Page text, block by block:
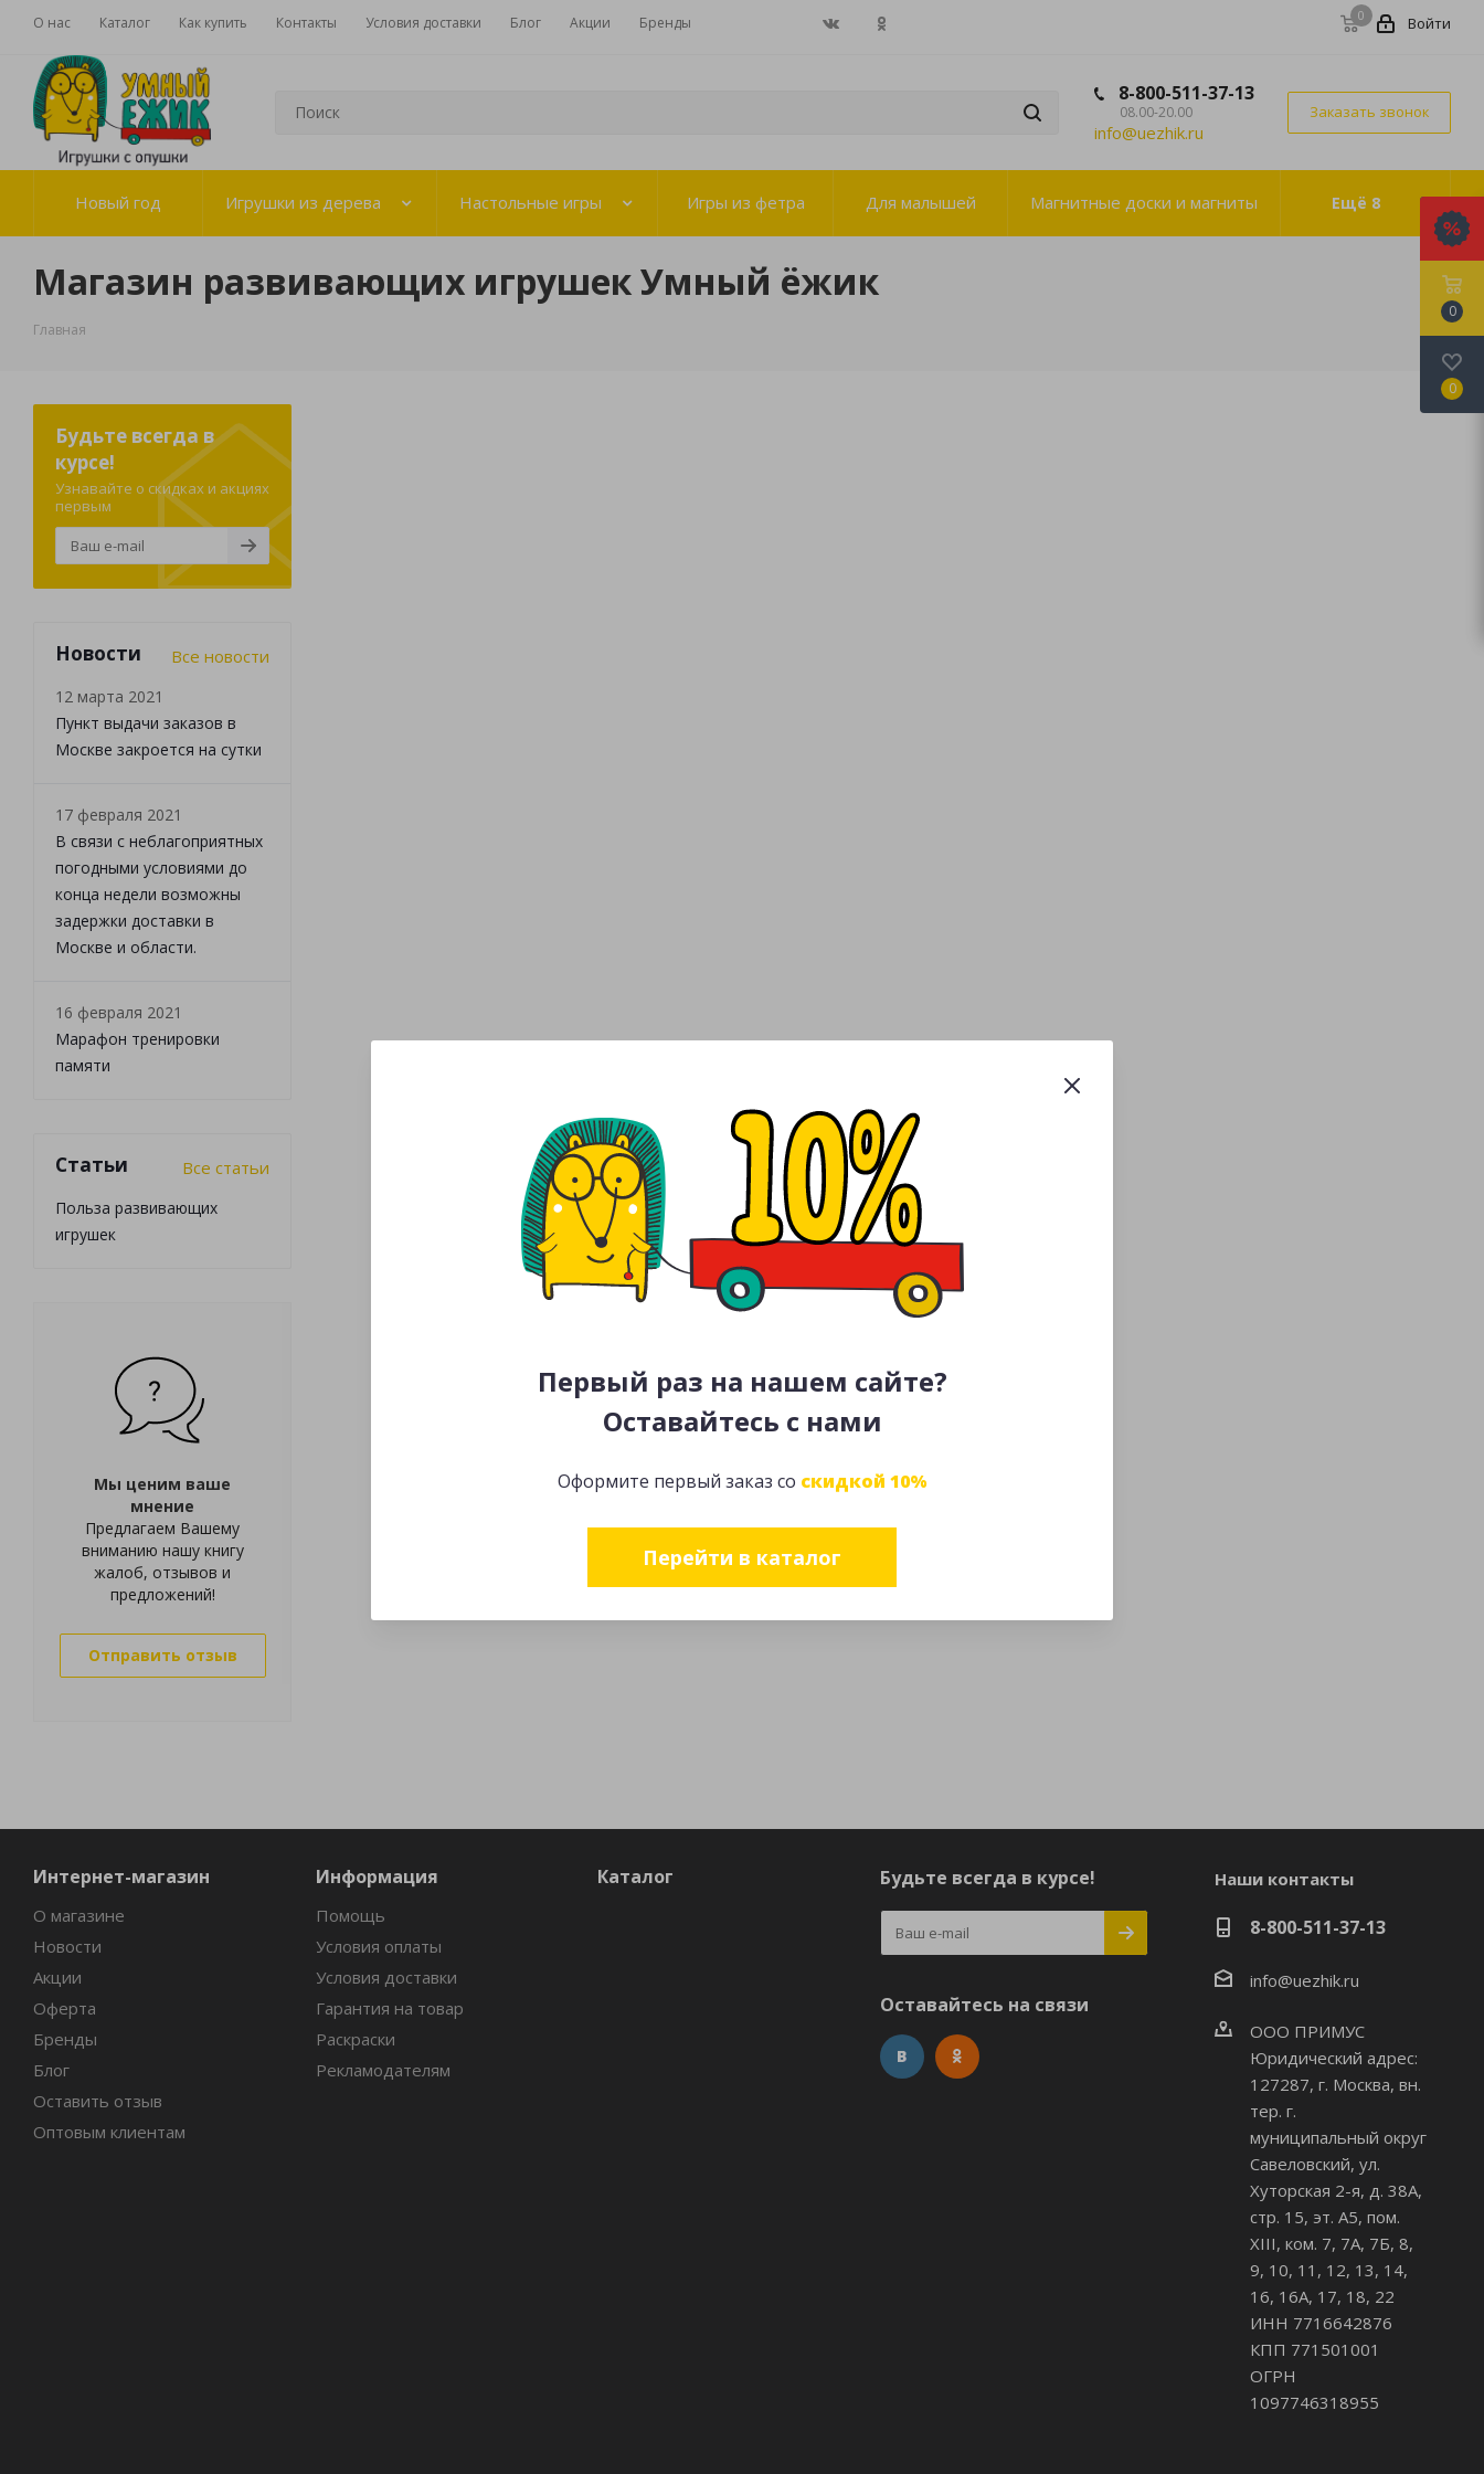
Первый раз на нашем сайте?
Оставайтесь с нами
Оформите первый заказ со скидкой 10%
Перейти в каталог
О нас Каталог Как купить Контакты Условия доставки Блог Акции Бренды 0 Войти
8-800-511-37-13
08.00-20.00
info@uezhik.ru
Заказать звонок
Новый год Игрушки из дерева Настольные игры Игры из фетра Для малышей Магнитные доски и магниты Ещё 8
Магазин развивающих игрушек Умный ёжик
Главная
Будьте всегда в
курсе!
Узнавайте о скидках и акциях
первым
Новости Все новости
12 марта 2021
Пункт выдачи заказов в
Москве закроется на сутки
17 февраля 2021
В связи с неблагоприятных
погодными условиями до
конца недели возможны
задержки доставки в
Москве и области.
16 февраля 2021
Марафон тренировки
памяти
Статьи Все статьи
Польза развивающих
игрушек
Мы ценим ваше
мнение
Предлагаем Вашему
вниманию нашу книгу
жалоб, отзывов и
предложений!
Отправить отзыв
Интернет-магазин
О магазине
Новости
Акции
Оферта
Бренды
Блог
Оставить отзыв
Оптовым клиентам
Информация
Помощь
Условия оплаты
Условия доставки
Гарантия на товар
Раскраски
Рекламодателям
Каталог Будьте всегда в курсе!
Оставайтесь на связи
Наши контакты
8-800-511-37-13
info@uezhik.ru
ООО ПРИМУС
Юридический адрес:
127287, г. Москва, вн.
тер. г.
муниципальный округ
Савеловский, ул.
Хуторская 2-я, д. 38А,
стр. 15, эт. А5, пом.
XIII, ком. 7, 7А, 7Б, 8,
9, 10, 11, 12, 13, 14,
16, 16А, 17, 18, 22
ИНН 7716642876
КПП 771501001
ОГРН
1097746318955
0
0